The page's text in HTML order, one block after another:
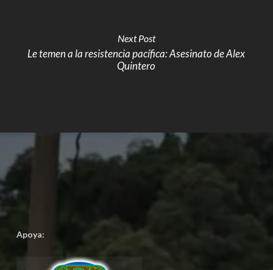
Next Post
Le temen a la resistencia pacífica: Asesinato de Alex
Quintero
Apoya: